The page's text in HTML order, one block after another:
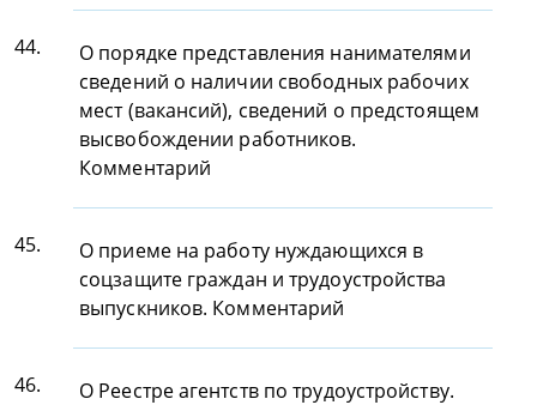
44.
О порядке представления нанимателями
сведений о наличии свободных рабочих
мест (вакансий), сведений о предстоящем
высвобождении работников.
Комментарий
45.
О приеме на работу нуждающихся в
соцзащите граждан и трудоустройства
выпускников. Комментарий
46.
О Реестре агентств по трудоустройству.